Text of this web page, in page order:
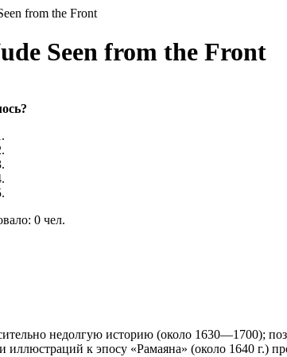
from the Front
Seen from the Front
0 чел.
недолгую историю (около 1630—1700);
к эпосу «Рамаяна» (около 1640 г.)